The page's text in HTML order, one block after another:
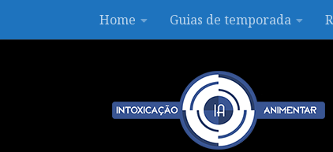
Skip to contentHome Guias de temporada